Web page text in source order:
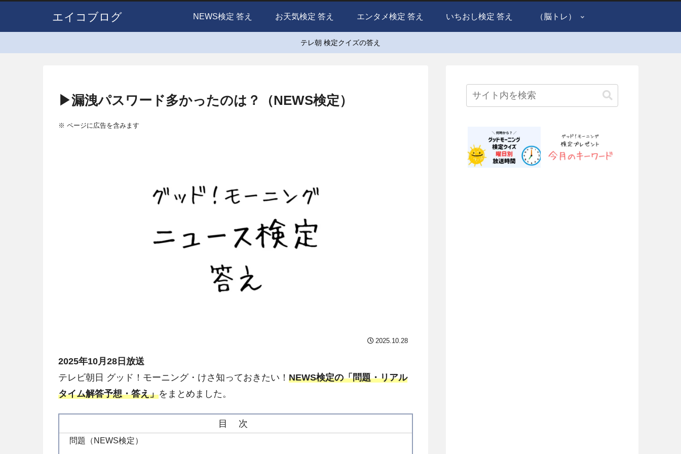
エイコブログ NEWS検定 答え お天気検定 答え エンタメ検定 答え いちおし検定 答え （脳トレ）
テレ朝 検定クイズの答え
▶漏洩パスワード多かったのは？（NEWS検定）
※ ページに広告を含みます
2025.10.28
2025年10月28日放送
テレビ朝日 グッド！モーニング・けさ知っておきたい！ NEWS検定の「問題・リアル
タイム解答予想・答え」をまとめました。
目 次
問題（NEWS検定）